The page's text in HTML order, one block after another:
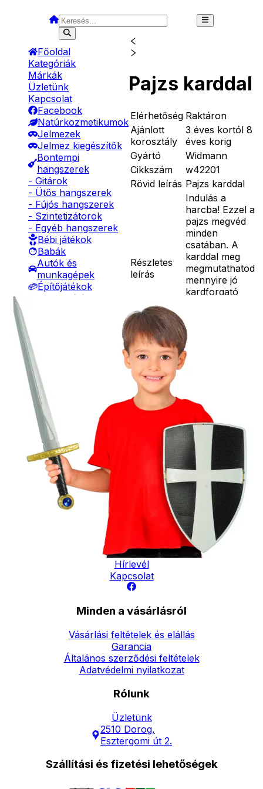
Főoldal
Kategóriák
Márkák
Üzletünk
Kapcsolat
Facebook
Natúrkozmetikumok
Jelmezek
Jelmez kiegészítők
Bontempi
hangszerek
- Gitárok
- Ütős hangszerek
- Fújós hangszerek
- Szintetizátorok
- Egyéb hangszerek
Bébi játékok
Babák
Autók és
munkagépek
Építőjátékok
Szerepjátékok
- Rajzolók
- Nyomdák
- Gyurmák
Társasjátékok
Asztali játékok
Nyári játékok
- Homokozójátékok
- Műanyag hajók
- Hinta, csúszda
- Ütők, dobálók
- Strandcikkek
- Egyéb nyári játékok
Lábbal hajtós
járművek
Téli játékok
Pajzs karddal
Elérhetőség Raktáron
Ajánlott
korosztály
3 éves kortól 8
éves korig
Gyártó
Widmann
Cikkszám
w42201
Rövid leírás Pajzs karddal
Részletes
leírás
Indulás a
harcba! Ezzel a
pajzs megvéd
minden
csatában. A
karddal meg
megmutathatod
mennyire jó
kardforgató
kard mérete:
49 cm.
Ár
Darab
Szállítás:
- Csomagautomata: 1190
forinttól
- Házhozszállítás: 2190
forinttól
- Személyes átvétel:
ingyenesen
Elérhetőség
Hírlevél
Kapcsolat
Minden a vásárlásról
Vásárlási feltételek és elállás
Garancia
Általános szerződési feltételek
Adatvédelmi nyilatkozat
Rólunk
Üzletünk
2510 Dorog,
Esztergomi út 2.
Szállítási és fizetési lehetőségek